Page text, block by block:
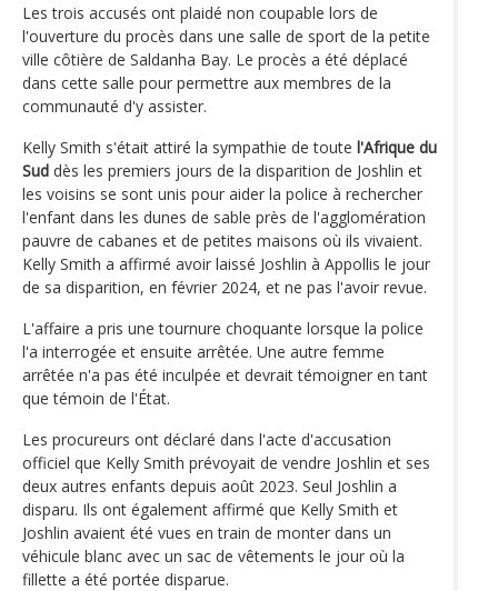
Les trois accusés ont plaidé non coupable lors de
l'ouverture du procès dans une salle de sport de la petite
ville côtière de Saldanha Bay. Le procès a été déplacé
dans cette salle pour permettre aux membres de la
communauté d'y assister.
Kelly Smith s'était attiré la sympathie de toute l'Afrique du
Sud dès les premiers jours de la disparition de Joshlin et
les voisins se sont unis pour aider la police à rechercher
l'enfant dans les dunes de sable près de l'agglomération
pauvre de cabanes et de petites maisons où ils vivaient.
Kelly Smith a affirmé avoir laissé Joshlin à Appollis le jour
de sa disparition, en février 2024, et ne pas l'avoir revue.
L'affaire a pris une tournure choquante lorsque la police
l'a interrogée et ensuite arrêtée. Une autre femme
arrêtée n'a pas été inculpée et devrait témoigner en tant
que témoin de l'État.
Les procureurs ont déclaré dans l'acte d'accusation
officiel que Kelly Smith prévoyait de vendre Joshlin et ses
deux autres enfants depuis août 2023. Seul Joshlin a
disparu. Ils ont également affirmé que Kelly Smith et
Joshlin avaient été vues en train de monter dans un
véhicule blanc avec un sac de vêtements le jour où la
fillette a été portée disparue.